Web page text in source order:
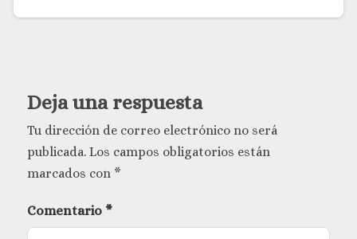
Deja una respuesta
Tu dirección de correo electrónico no será
publicada. Los campos obligatorios están
marcados con *
Comentario *